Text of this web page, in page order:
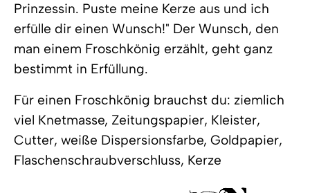
Prinzessin. Puste meine Kerze aus und ich
erfülle dir einen Wunsch!" Der Wunsch, den
man einem Froschkönig erzählt, geht ganz
bestimmt in Erfüllung.
Für einen Froschkönig brauchst du: ziemlich
viel Knetmasse, Zeitungspapier, Kleister,
Cutter, weiße Dispersionsfarbe, Goldpapier,
Flaschenschraubverschluss, Kerze